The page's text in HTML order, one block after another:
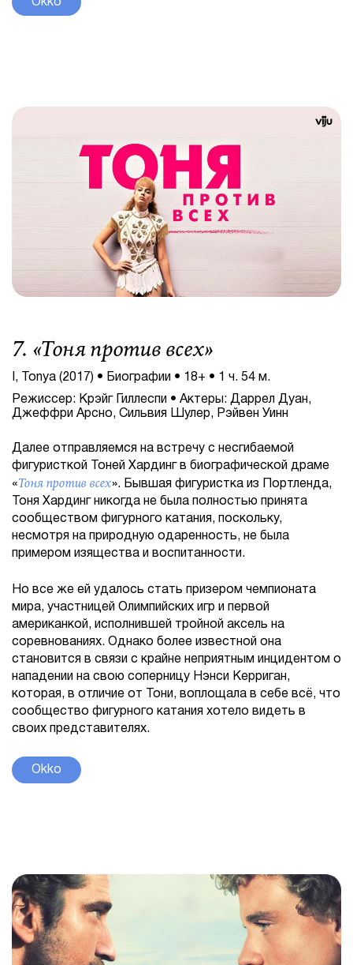
7. «Тоня против всех»
I, Tonya (2017) • Биографии • 18+ • 1 ч. 54 м.
Режиссер: Крэйг Гиллеспи • Актеры: Даррел Дуан,
Джеффри Арсно, Сильвия Шулер, Рэйвен Уинн
Далее отправляемся на встречу с несгибаемой
фигуристкой Тоней Хардинг в биографической драме
«Тоня против всех». Бывшая фигуристка из Портленда,
Тоня Хардинг никогда не была полностью принята
сообществом фигурного катания, поскольку,
несмотря на природную одаренность, не была
примером изящества и воспитанности.
Но все же ей удалось стать призером чемпионата
мира, участницей Олимпийских игр и первой
американкой, исполнившей тройной аксель на
соревнованиях. Однако более известной она
становится в связи с крайне неприятным инцидентом о
нападении на свою соперницу Нэнси Керриган,
которая, в отличие от Тони, воплощала в себе всё, что
сообщество фигурного катания хотело видеть в
своих представителях.
Okko